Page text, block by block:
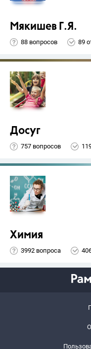
Мякишев Г.Я.
88 вопросов 89
Досуг
757 вопросов
Химия
3992 вопроса